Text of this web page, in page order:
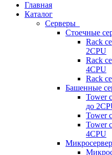
Главная
Каталог
Серверы
Стоечные
Rack
2CPU
Rack
4CPU
Rack
Башенные
Tower
до
Tower
Tower
4CPU